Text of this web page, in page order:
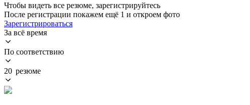
Чтобы видеть все резюме, зарегистрируйтесь
После регистрации покажем ещё 1 и откроем фото
Зарегистрироваться
За всё время
По соответствию
20 резюме